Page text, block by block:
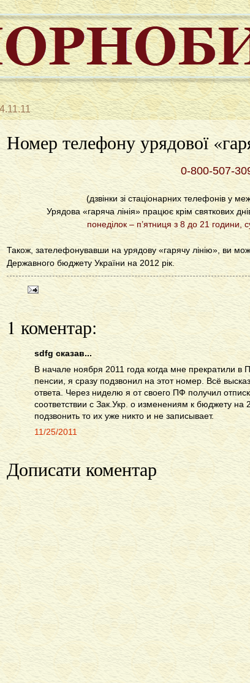
Номер телефону урядової
0-800-507-
(дзвінки зі стаціонарних телефонів у
Урядова «гаряча лінія» працює крім святкових
понеділок – п’ятниця з 8 до 21 години,
Також, зателефонувавши на урядову «гарячу лінію», ви
Державного бюджету України на 2012 рік.
1 коментар:
sdfg сказав...
В начале ноября 2011 года когда мне прекратили
пенсии, я сразу подзвонил на этот номер. Всё
ответа. Через ниделю я от своего ПФ получил
соответствии с Зак.Укр. о изменениям к бюджету на
подзвонить то их уже никто и не записывает.
11/25/2011
Дописати коментар